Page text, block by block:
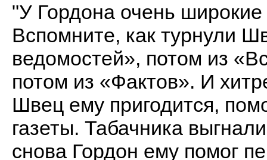
"У Гордона очень широкие
Вспомните, как турнули
ведомостей», потом из
потом из «Фактов». И
Швец ему пригодится,
газеты. Табачника
снова Гордон ему помог